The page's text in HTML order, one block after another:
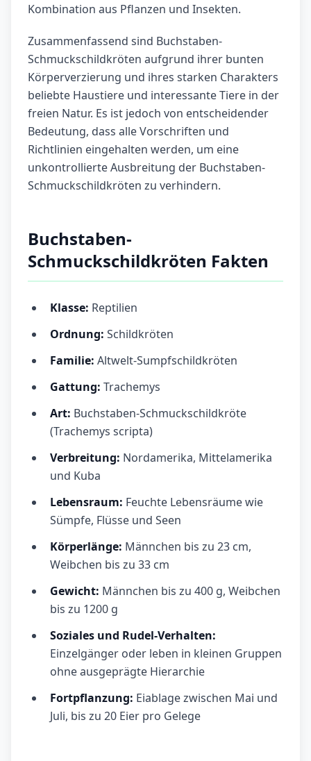
Kombination aus Pflanzen und Insekten.
Zusammenfassend sind Buchstaben-
Schmuckschildkröten aufgrund ihrer bunten
Körperverzierung und ihres starken Charakters
beliebte Haustiere und interessante Tiere in der
freien Natur. Es ist jedoch von entscheidender
Bedeutung, dass alle Vorschriften und
Richtlinien eingehalten werden, um eine
unkontrollierte Ausbreitung der Buchstaben-
Schmuckschildkröten zu verhindern.
Buchstaben-
Schmuckschildkröten Fakten
Klasse: Reptilien
Ordnung: Schildkröten
Familie: Altwelt-Sumpfschildkröten
Gattung: Trachemys
Art: Buchstaben-Schmuckschildkröte
(Trachemys scripta)
Verbreitung: Nordamerika, Mittelamerika
und Kuba
Lebensraum: Feuchte Lebensräume wie
Sümpfe, Flüsse und Seen
Körperlänge: Männchen bis zu 23 cm,
Weibchen bis zu 33 cm
Gewicht: Männchen bis zu 400 g, Weibchen
bis zu 1200 g
Soziales und Rudel-Verhalten:
Einzelgänger oder leben in kleinen Gruppen
ohne ausgeprägte Hierarchie
Fortpflanzung: Eiablage zwischen Mai und
Juli, bis zu 20 Eier pro Gelege